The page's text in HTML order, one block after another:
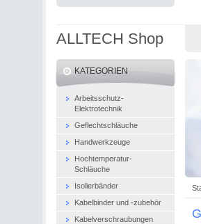
ALLTECH Shop
KATEGORIEN
Arbeitsschutz-
Elektrotechnik
Geflechtschläuche
Handwerkzeuge
Hochtemperatur-
Schläuche
Isolierbänder
Kabelbinder und -zubehör
Kabelverschraubungen